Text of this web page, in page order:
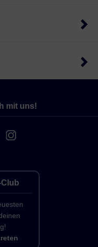
mit uns!